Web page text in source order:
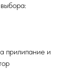
прилипание и